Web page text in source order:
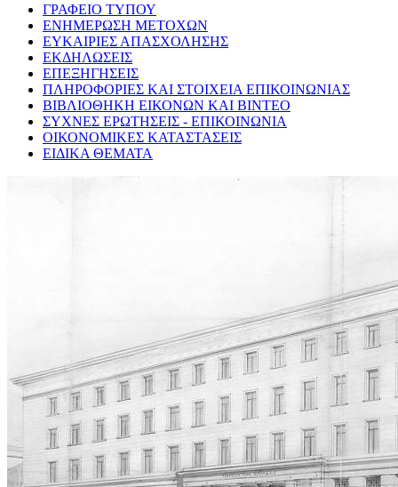
ΓΡΑΦΕΙΟ ΤΥΠΟΥ
ΕΝΗΜΕΡΩΣΗ ΜΕΤΟΧΩΝ
ΕΥΚΑΙΡΙΕΣ ΑΠΑΣΧΟΛΗΣΗΣ
ΕΚΔΗΛΩΣΕΙΣ
ΕΠΕΞΗΓΗΣΕΙΣ
ΠΛΗΡΟΦΟΡΙΕΣ ΚΑΙ ΣΤΟΙΧΕΙΑ ΕΠΙΚΟΙΝΩΝΙΑΣ
ΒΙΒΛΙΟΘΗΚΗ ΕΙΚΟΝΩΝ ΚΑΙ ΒΙΝΤΕΟ
ΣΥΧΝΕΣ ΕΡΩΤΗΣΕΙΣ - ΕΠΙΚΟΙΝΩΝΙΑ
ΟΙΚΟΝΟΜΙΚΕΣ ΚΑΤΑΣΤΑΣΕΙΣ
ΕΙΔΙΚΑ ΘΕΜΑΤΑ